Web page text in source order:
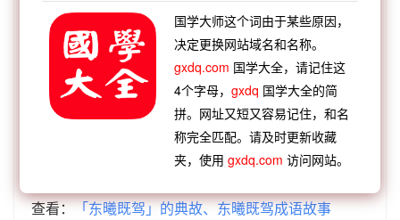
【顺接】：得时则驾 宫车晏驾 星言夙驾
星桥鹊
东野败驾 兴言夙驾 星陈夙驾
鹊桥喜驾
【逆接】：
春树江东 斗柄指东 高卧墙东
叔父居
声西击东 狮吼河东 独步江东
我来自东
【逆接】：东篱黄菊 东山之志 东野之言
东遮西
东施效颦 东横西倒 东阁诗兴
查看：「东曦既驾」的典故、东曦既驾成语故事
国学大师这个词由于某些原因，
决定更换网站域名和名称。
gxdq.com 国学大全，请记住这
4个字母，gxdq 国学大全的简
拼。网址又短又容易记住，和名
称完全匹配。请及时更新收藏
夹，使用gxdq.com 访问网站。